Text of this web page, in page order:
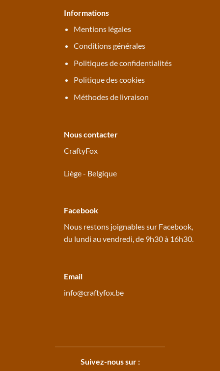
Informations
Mentions légales
Conditions générales
Politiques de confidentialités
Politique des cookies
Méthodes de livraison
Nous contacter
CraftyFox
Liège - Belgique
Facebook
Nous restons joignables sur Facebook,
du lundi au vendredi, de 9h30 à 16h30.
Email
info@craftyfox.be
Suivez-nous sur :